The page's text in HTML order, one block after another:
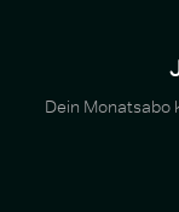
Dein Monatsabo